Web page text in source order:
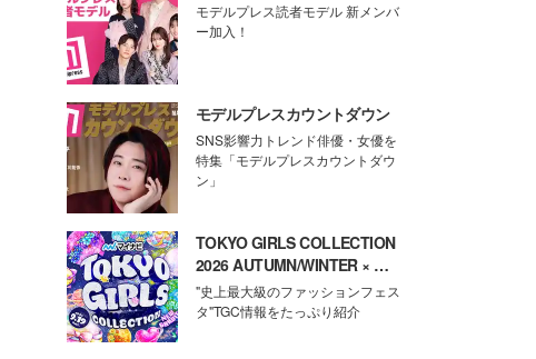
モデルプレス読者モデル 新メンバ
ー加入！
モデルプレスカウントダウン
SNS影響力トレンド俳優・女優を
特集「モデルプレスカウントダウ
ン」
TOKYO GIRLS COLLECTION
2026 AUTUMN/WINTER × モ
デルプレス
"史上最大級のファッションフェス
タ"TGC情報をたっぷり紹介